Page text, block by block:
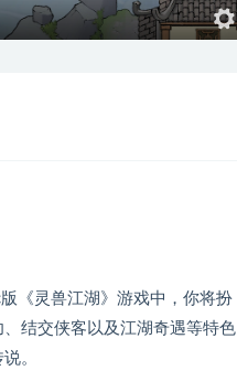
《灵兽江湖》游戏中，你将扮
结交侠客以及江湖奇遇等特色
。